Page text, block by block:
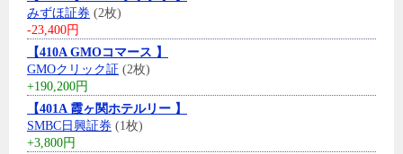
みずほ証券 (2枚)
-23,400円
【410A GMOコマース 】
GMOクリック証 (2枚)
+190,200円
【401A 霞ヶ関ホテルリー 】
SMBC日興証券 (1枚)
+3,800円